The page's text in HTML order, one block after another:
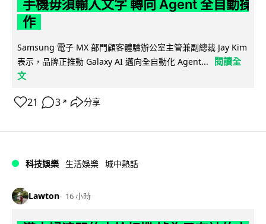
手機毋須輸入文字 轉向 Agent 全自動操
作
Samsung 電子 MX 部門顧客體驗辦公室主管兼副總裁 Jay Kim
表示，品牌正推動 Galaxy AI 邁向全自動化 Agent...
閱讀全
文
21 3 ↗ 分享
科技娛樂 生活娛樂 城中熱話
Lawton 16 小時